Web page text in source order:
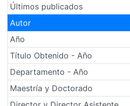
Últimos publicados
Autor
Año
Título Obtenido - Año
Departamento - Año
Maestría y Doctorado